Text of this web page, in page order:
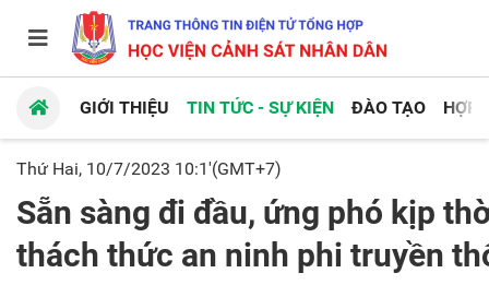
GIỚI THIỆU TIN TỨC - SỰ KIỆN ĐÀO TẠO HỢP
Thứ Hai, 10/7/2023 10:1'(GMT+7)
Sẵn sàng đi đầu, ứng phó kịp
thách thức an ninh phi truyền